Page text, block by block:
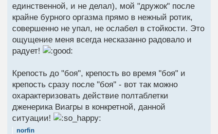
единственной, и не делал), мой "дружок" после
крайне бурного оргазма прямо в нежный ротик,
совершенно не упал, не ослабел в стойкости. Это
ощущение меня всегда несказанно радовало и
радует!
Крепость до "боя", крепость во время "боя" и
крепость сразу после "боя" - вот так можно
охарактеризовать действие полтаблетки
дженерика Виагры в конкретной, данной
ситуации!
norfin